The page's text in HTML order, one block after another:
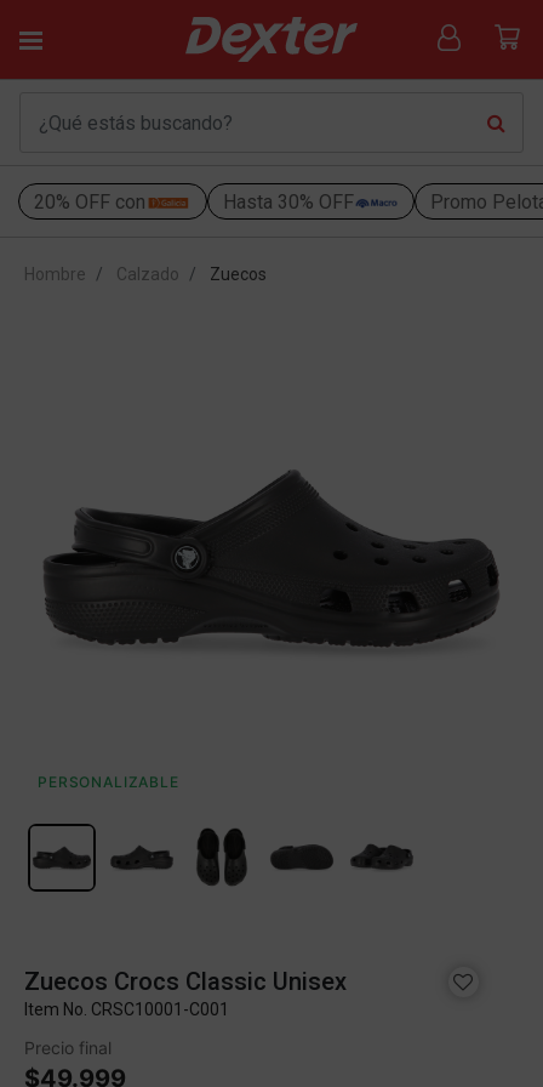
20% OFF con Hasta 30% OFF Promo
Hombre Calzado Zuecos
PERSONALIZABLE
Zuecos Crocs Classic Unisex
Item No. CRSC10001-C001
Precio final
$49.999